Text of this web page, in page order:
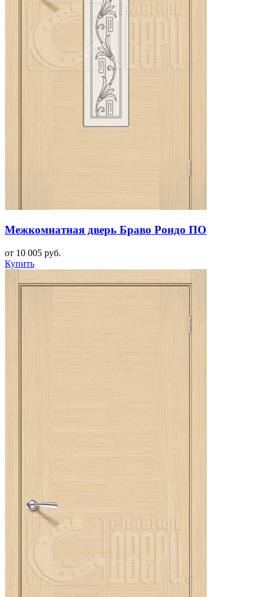
Межкомнатная дверь Браво Рондо ПО
от 10 005 руб.
Купить